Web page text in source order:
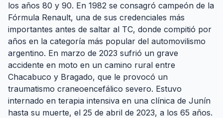
los años 80 y 90. En 1982 se consagró campeón de la
Fórmula Renault, una de sus credenciales más
importantes antes de saltar al TC, donde compitió por
años en la categoría más popular del automovilismo
argentino. En marzo de 2023 sufrió un grave
accidente en moto en un camino rural entre
Chacabuco y Bragado, que le provocó un
traumatismo craneoencefálico severo. Estuvo
internado en terapia intensiva en una clínica de Junín
hasta su muerte, el 25 de abril de 2023, a los 65 años.